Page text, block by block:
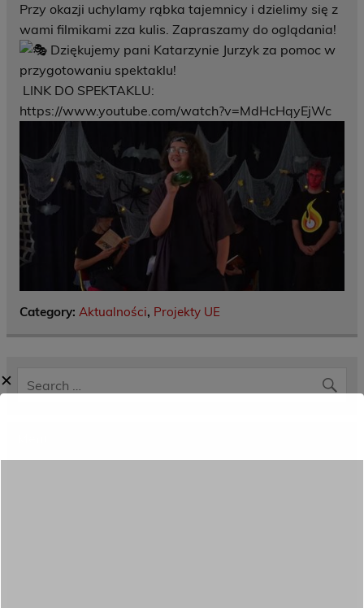
Przy okazji uchylamy rąbka tajemnicy i dzielimy się z
wami filmikami zza kulis. Zapraszamy do oglądania!
Dziękujemy pani Katarzynie Jurzyk za pomoc w
przygotowaniu spektaklu!
LINK DO SPEKTAKLU:
https://www.youtube.com/watch?v=MdHcHqyEjWc
Category: Aktualności, Projekty UE
✕